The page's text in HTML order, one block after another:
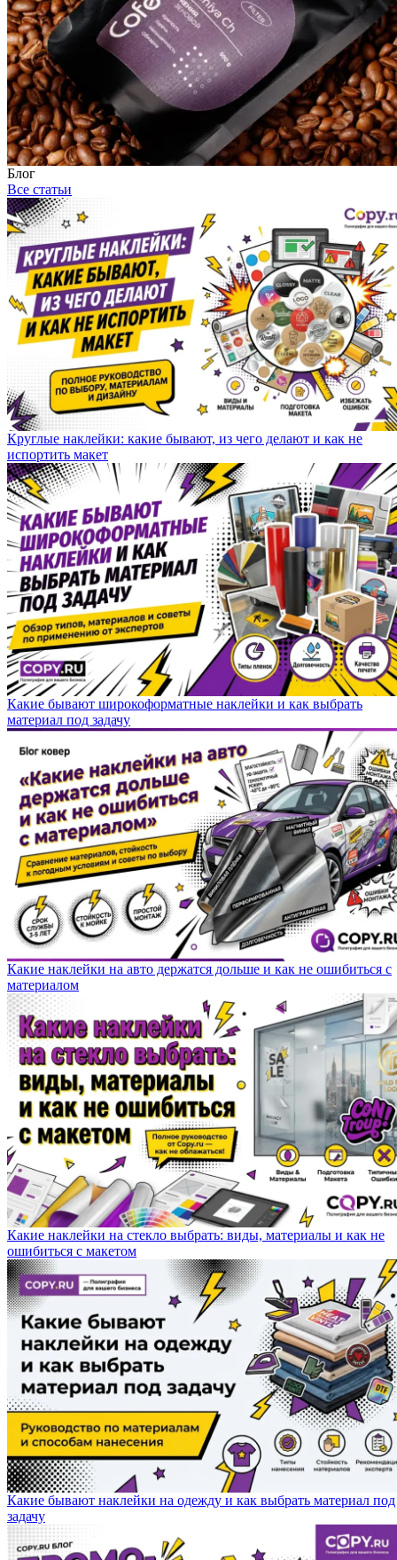
Блог
Все статьи
Круглые наклейки: какие бывают, из чего делают и как не
испортить макет
Какие бывают широкоформатные наклейки и как выбрать
материал под задачу
Какие наклейки на авто держатся дольше и как не ошибиться с
материалом
Какие наклейки на стекло выбрать: виды, материалы и как не
ошибиться с макетом
Какие бывают наклейки на одежду и как выбрать материал под
задачу